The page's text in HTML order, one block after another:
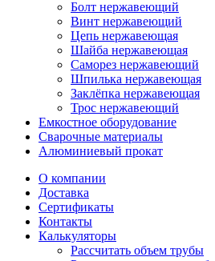
Болт нержавеющий
Винт нержавеющий
Цепь нержавеющая
Шайба нержавеющая
Саморез нержавеющий
Шпилька нержавеющая
Заклёпка нержавеющая
Трос нержавеющий
Емкостное оборудование
Сварочные материалы
Алюминиевый прокат
О компании
Доставка
Сертификаты
Контакты
Калькуляторы
Рассчитать объем трубы